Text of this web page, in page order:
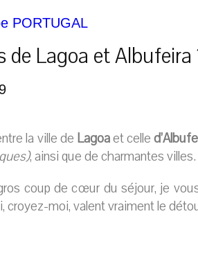
PORTUGAL
de Lagoa et Albufeira
la ville de Lagoaet celle
, ainsi que de charmantes villes.
coup de cœur du séjour, je
croyez-moi, valent vraiment le